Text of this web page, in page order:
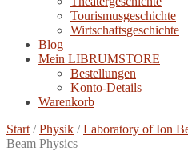
Tourismusgeschichte
Wirtschaftsgeschichte
Blog
Mein LIBRUMSTORE
Bestellungen
Konto-Details
Warenkorb
Start /Physik /Laboratory of Ion
Beam Physics